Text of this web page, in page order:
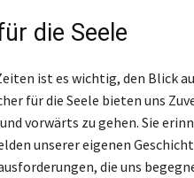
die Seele
ist es wichtig, den Blick
für die Seele bieten uns
vorwärts zu gehen. Sie
unserer eigenen
die uns